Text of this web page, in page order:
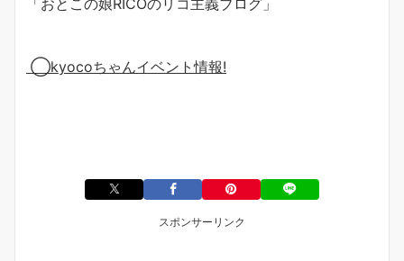
「おとこの娘RICOのリコ主義ブログ」
◯kyocoちゃんイベント情報!
スポンサーリンク